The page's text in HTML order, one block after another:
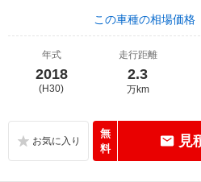
この車種の相場価格
年式
2018
(H30)
走行距離
2.3
万km
無
料
見